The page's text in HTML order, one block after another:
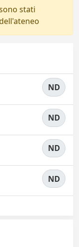
stati
ND
ND
ND
ND